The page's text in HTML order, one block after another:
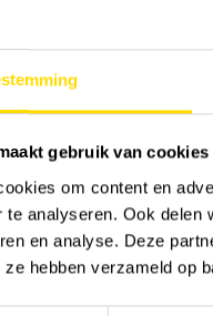
gebruik van cookies
om content en
te analyseren. Ook
en analyse. Deze
hebben verzameld op